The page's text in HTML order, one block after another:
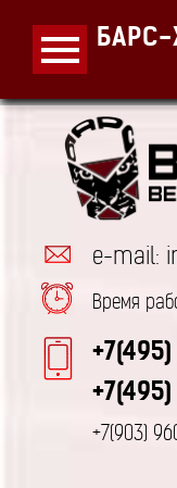
БАРС-
e-mail:
Время
+7(903)